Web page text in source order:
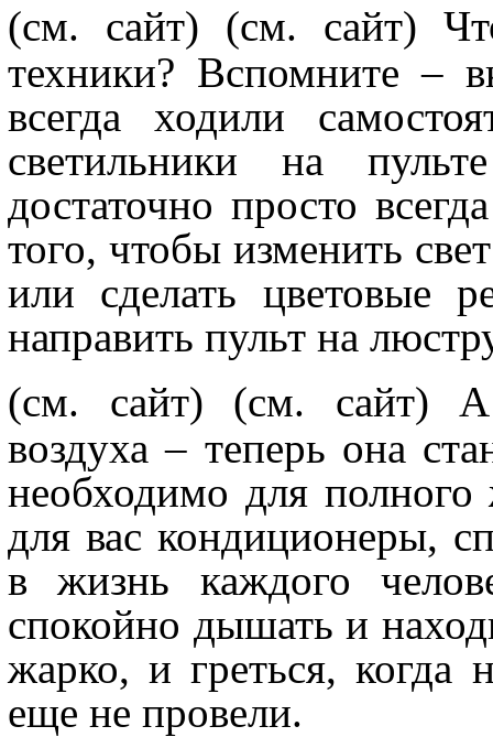
(см. сайт) (см. сайт)
техники? Вспомните –
всегда ходили
светильники на
достаточно просто
того, чтобы изменить
или сделать цветовые
направить пульт на
(см. сайт) (см. сайт) А
воздуха – теперь она
необходимо для полного
для вас кондиционеры,
в жизнь каждого
спокойно дышать и
жарко, и греться, когда
еще не провели.